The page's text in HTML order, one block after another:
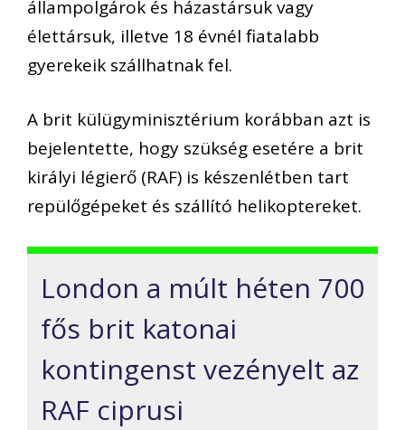
állampolgárok és házastársuk vagy
élettársuk, illetve 18 évnél fiatalabb
gyerekeik szállhatnak fel.
A brit külügyminisztérium korábban azt is
bejelentette, hogy szükség esetére a brit
királyi légierő (RAF) is készenlétben tart
repülőgépeket és szállító helikoptereket.
London a múlt héten 700
fős brit katonai
kontingenst vezényelt az
RAF ciprusi